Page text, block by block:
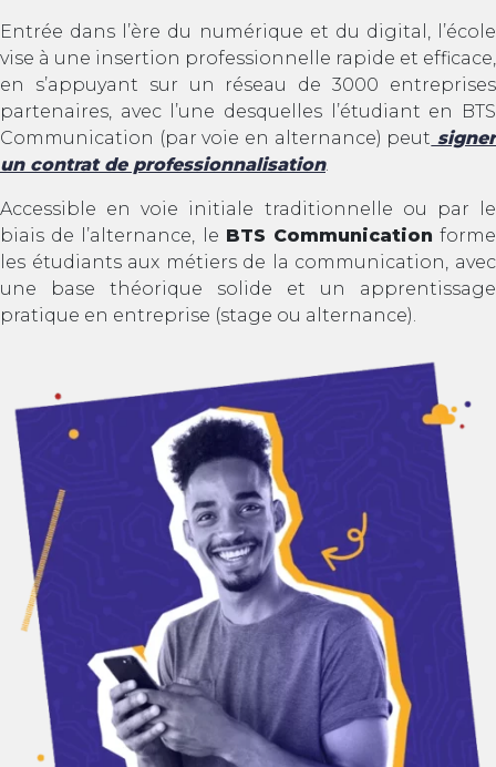
Entrée dans l’ère du numérique et du digital, l’école
vise à une insertion professionnelle rapide et efficace,
en s’appuyant sur un réseau de 3000 entreprises
partenaires, avec l’une desquelles l’étudiant en BTS
Communication (par voie en alternance) peut signer
un contrat de professionnalisation.
Accessible en voie initiale traditionnelle ou par le
biais de l’alternance, le BTS Communication forme
les étudiants aux métiers de la communication, avec
une base théorique solide et un apprentissage
pratique en entreprise (stage ou alternance).